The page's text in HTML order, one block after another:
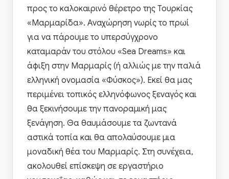
προς το καλοκαιρινό θέρετρο της Τουρκίας
«Μαρμαρίδα». Αναχώρηση νωρίς το πρωί
για να πάρουμε το υπερσύγχρονο
καταμαράν του στόλου «Sea Dreams» και
άφιξη στην Μαρμαρίς (ή αλλιώς με την παλιά
ελληνική ονομασία «Φύσκος»). Εκεί θα μας
περιμένει τοπικός ελληνόφωνος ξεναγός και
θα ξεκινήσουμε την πανοραμική μας
ξενάγηση. Θα θαυμάσουμε τα ζωντανά
αστικά τοπία και θα απολαύσουμε μια
μοναδική θέα του Μαρμαρίς. Στη συνέχεια,
ακολουθεί επίσκεψη σε εργαστήριο